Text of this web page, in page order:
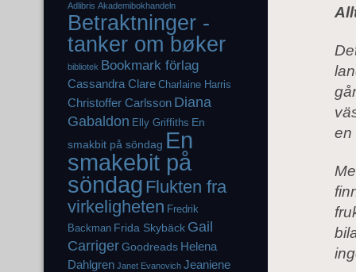
en
Adlibris Akademibokhandeln
Betraktninger -
tanker om bøker
bibliotek Bookmark förlag
Cassandra Clare Charlaine Harris
Christoffer Carlsson Diana
Gabaldon Elly Griffiths En
smakbit på söndag En
smakebit på
söndag Flukten fra
virkeligheten Fredrik
Backman Frida Skybäck Gail
CarrigerGoodreads Helena
Dahlgren Janet Evanovich Jeaniene